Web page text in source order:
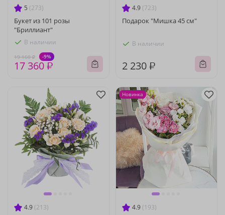
5 (273)
Букет из 101 розы
"Бриллиант"
В наличии
19 160 ₽ -9%
17 360 ₽
4.9 (723)
Подарок "Мишка 45 см"
В наличии
2 230 ₽
4.9 (213) 4.9 (193)
Новинка